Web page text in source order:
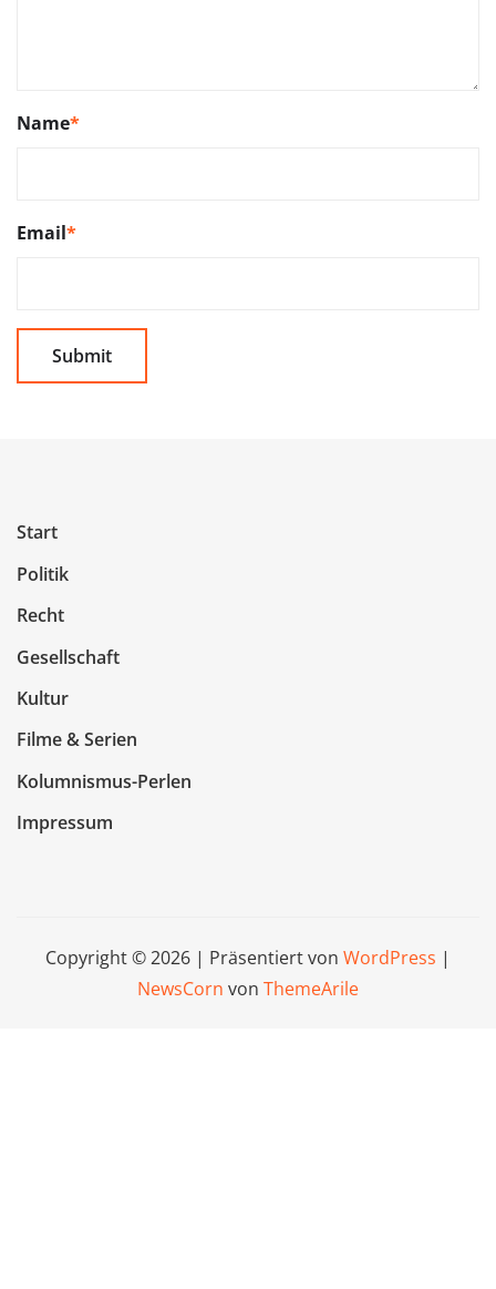
Name*
Email*
Start
Politik
Recht
Gesellschaft
Kultur
Filme & Serien
Kolumnismus-Perlen
Impressum
Copyright © 2026 | Präsentiert von WordPress |
NewsCorn von ThemeArile